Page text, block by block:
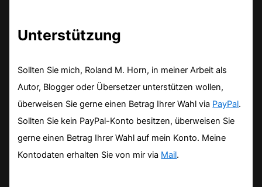
Unterstützung
Sollten Sie mich, Roland M. Horn, in meiner Arbeit als
Autor, Blogger oder Übersetzer unterstützen wollen,
überweisen Sie gerne einen Betrag Ihrer Wahl via PayPal.
Sollten Sie kein PayPal-Konto besitzen, überweisen Sie
gerne einen Betrag Ihrer Wahl auf mein Konto. Meine
Kontodaten erhalten Sie von mir via Mail.